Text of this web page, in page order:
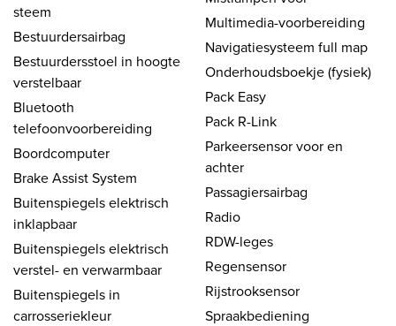
steem
Bestuurdersairbag
Bestuurdersstoel in hoogte
verstelbaar
Bluetooth
telefoonvoorbereiding
Boordcomputer
Brake Assist System
Buitenspiegels elektrisch
inklapbaar
Buitenspiegels elektrisch
verstel- en verwarmbaar
Buitenspiegels in
carrosseriekleur
Multimedia-voorbereiding
Navigatiesysteem full map
Onderhoudsboekje (fysiek)
Pack Easy
Pack R-Link
Parkeersensor voor en
achter
Passagiersairbag
Radio
RDW-leges
Regensensor
Rijstrooksensor
Spraakbediening